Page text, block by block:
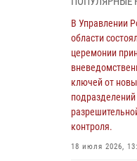
В Саратовской
Росгвардии
потерявшейся
21 июля 2026,
В Управлении
области
церемонии
ключей от
В Управлении
области
церемонии
ключей от
контроля.
18 июля 2026,